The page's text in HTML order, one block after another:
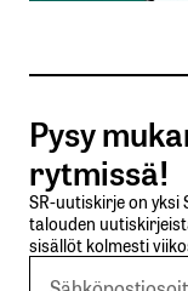
Tilaa
Lähetä
Pysy
rytmissä!
SR-uutiskirje on
talouden
sisällöt kolmesti